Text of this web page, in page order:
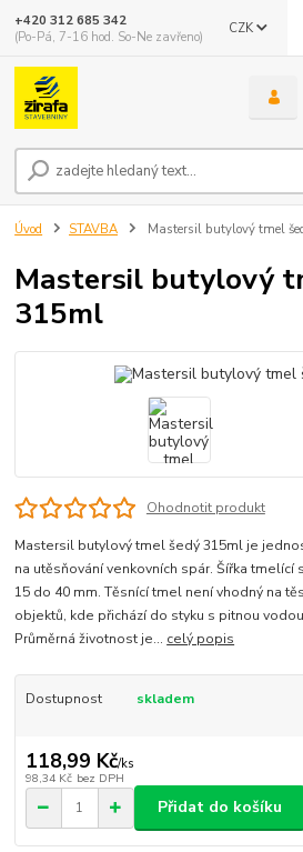
CZK
+420 312 685 342
(Po-Pá, 7-16 hod. So-Ne zavřeno)
Úvod STAVBA Mastersil butylový tmel
Mastersil butylový
315ml
Ohodnotit produkt
Mastersil butylový tmel šedý 315ml je
na utěsňování venkovních spár. Šířka tmelící
15 do 40 mm. Těsnící tmel není vhodný na
objektů, kde přichází do styku s pitnou
Průměrná životnost je... celý popis
Dostupnost skladem
118,99 Kč/ks
98,34 Kč bez DPH
Přidat do košíku